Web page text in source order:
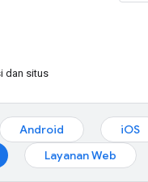
dan situs
Android
iOS
Layanan Web